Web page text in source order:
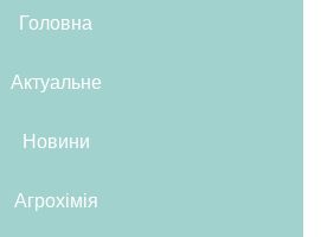
Головна
Актуальне
Новини
Агрохімія